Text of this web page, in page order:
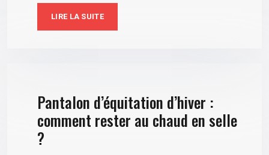
LIRE LA SUITE
Pantalon d’équitation d’hiver :
comment rester au chaud en selle
?